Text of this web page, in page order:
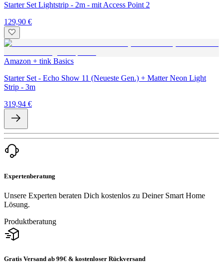
Starter Set Lightstrip - 2m - mit Access Point 2
129,90 €
Amazon + tink Basics
Starter Set - Echo Show 11 (Neueste Gen.) + Matter Neon Light
Strip - 3m
319,94 €
Expertenberatung
Unsere Experten beraten Dich kostenlos zu Deiner Smart Home
Lösung.
Produktberatung
Gratis Versand ab 99€ & kostenloser Rückversand